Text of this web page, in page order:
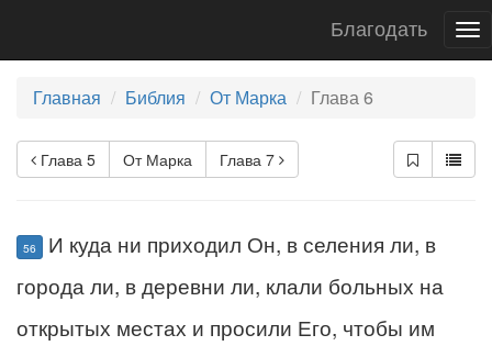
Благодать
Главная Библия От Марка Глава 6
Глава 5 От Марка Глава 7
56
И куда ни приходил Он, в селения ли, в
города ли, в деревни ли, клали больных на
открытых местах и просили Его, чтобы им